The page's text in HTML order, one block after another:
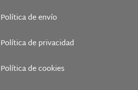
Política de envío
Política de privacidad
Política de cookies